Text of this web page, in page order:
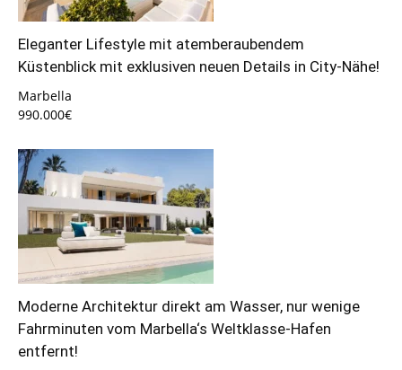
Eleganter Lifestyle mit atemberaubendem
Küstenblick mit exklusiven neuen Details in City-Nähe!
Marbella
990.000€
Moderne Architektur direkt am Wasser, nur wenige
Fahrminuten vom Marbella‘s Weltklasse-Hafen
entfernt!